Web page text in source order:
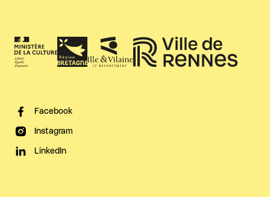
Facebook
Instagram
LinkedIn